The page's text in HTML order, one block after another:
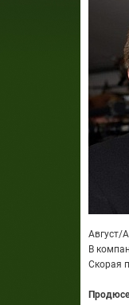
Август/
В
Скорая